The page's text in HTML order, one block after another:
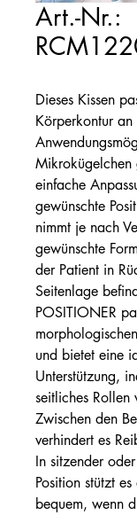
Art.-Nr.:
Dieses Kissen
Körperkontur
Mikrokügelchen
einfache
gewünschte
nimmt je nach
gewünschte
der Patient in
Seitenlage
POSITIONER
und bietet eine
Unterstützung,
seitliches Rollen
Zwischen den
verhindert es
In sitzender
Position stützt
bequem, wenn